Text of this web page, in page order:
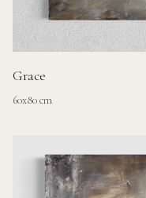
Grace
60x80 cm